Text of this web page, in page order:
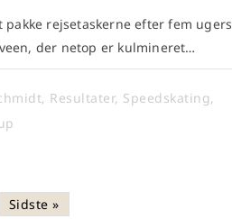
rejsetaskerne efter fem ugers
der netop er kulmineret…
, Resultater, Speedskating,
Sidste »